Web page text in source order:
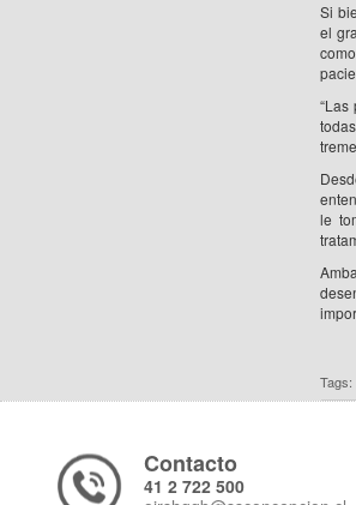
Si
el
le
Tags:
Contacto
41 2 722 500